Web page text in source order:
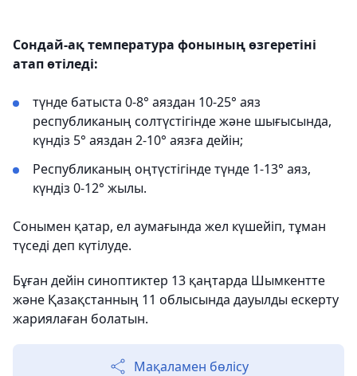
Сондай-ақ температура фонының өзгеретіні
атап өтіледі:
түнде батыста 0-8° аяздан 10-25° аяз
республиканың солтүстігінде және шығысында,
күндіз 5° аяздан 2-10° аязға дейін;
Республиканың оңтүстігінде түнде 1-13° аяз,
күндіз 0-12° жылы.
Сонымен қатар, ел аумағында жел күшейіп, тұман
түседі деп күтілуде.
Бұған дейін синоптиктер 13 қаңтарда Шымкентте
және Қазақстанның 11 облысында дауылды ескерту
жариялаған болатын.
Мақаламен бөлісу